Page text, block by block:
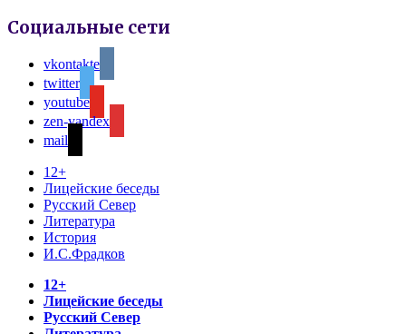
Социальные сети
vkontakte
twitter
youtube
zen-yandex
mail
12+
Лицейские беседы
Русский Север
Литература
История
И.С.Фрадков
12+
Лицейские беседы
Русский Север